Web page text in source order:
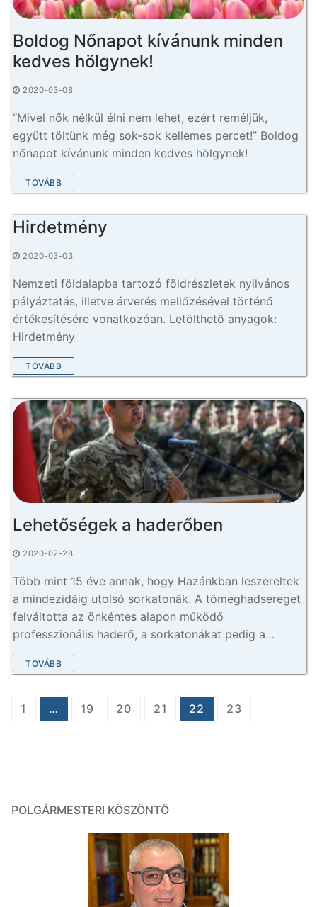
Boldog Nőnapot kívánunk minden
kedves hölgynek!
2020-03-08
“Mivel nők nélkül élni nem lehet, ezért reméljük,
együtt töltünk még sok-sok kellemes percet!” Boldog
nőnapot kívánunk minden kedves hölgynek!
TOVÁBB
Hirdetmény
2020-03-03
Nemzeti földalapba tartozó földrészletek nyilvános
pályáztatás, illetve árverés mellőzésével történő
értékesítésére vonatkozóan. Letölthető anyagok:
Hirdetmény
TOVÁBB
Lehetőségek a haderőben
2020-02-28
Több mint 15 éve annak, hogy Hazánkban leszereltek
a mindezidáig utolsó sorkatonák. A tömeghadsereget
felváltotta az önkéntes alapon működő
professzionális haderő, a sorkatonákat pedig a…
TOVÁBB
Bejegyzés
1 … 19 20 21 22 23
POLGÁRMESTERI KÖSZÖNTŐ